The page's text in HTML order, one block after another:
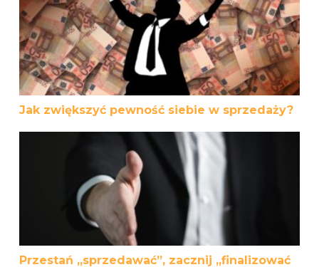
Jak zwiększyć pewność siebie w sprzedaży?
Przestań „sprzedawać”, zacznij „finalizować sprzedaż”
Przestań „sprzedawać”, zacznij „finalizować